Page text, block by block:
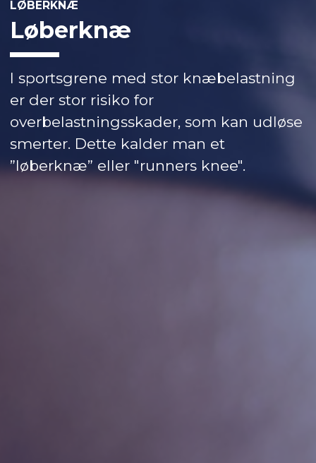
LØBERKNÆ
Løberknæ
I sportsgrene med stor knæbelastning
er der stor risiko for
overbelastningsskader, som kan udløse
smerter. Dette kalder man et
”løberknæ” eller "runners knee".